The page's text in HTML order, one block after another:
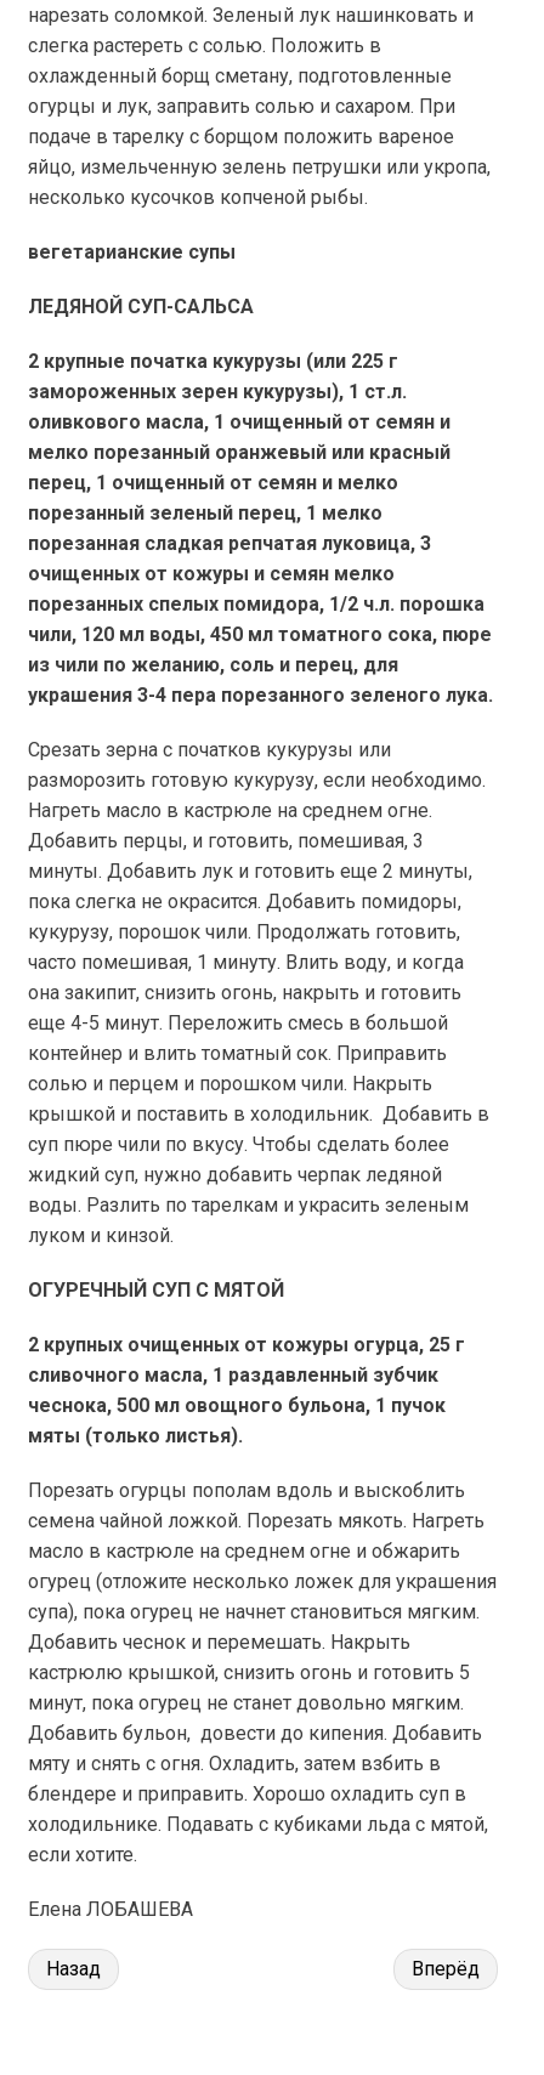
нарезать соломкой. Зеленый лук нашинковать и
слегка растереть с солью. Положить в
охлажденный борщ сметану, подготовленные
огурцы и лук, заправить солью и сахаром. При
подаче в тарелку с борщом положить вареное
яйцо, измельченную зелень петрушки или укропа,
несколько кусочков копченой рыбы.
вегетарианские супы
ЛЕДЯНОЙ СУП-САЛЬСА
2 крупные початка кукурузы (или 225 г
замороженных зерен кукурузы), 1 ст.л.
оливкового масла, 1 очищенный от семян и
мелко порезанный оранжевый или красный
перец, 1 очищенный от семян и мелко
порезанный зеленый перец, 1 мелко
порезанная сладкая репчатая луковица, 3
очищенных от кожуры и семян мелко
порезанных спелых помидора, 1/2 ч.л. порошка
чили, 120 мл воды, 450 мл томатного сока, пюре
из чили по желанию, соль и перец, для
украшения 3-4 пера порезанного зеленого лука.
Срезать зерна с початков кукурузы или
разморозить готовую кукурузу, если необходимо.
Нагреть масло в кастрюле на среднем огне.
Добавить перцы, и готовить, помешивая, 3
минуты. Добавить лук и готовить еще 2 минуты,
пока слегка не окрасится. Добавить помидоры,
кукурузу, порошок чили. Продолжать готовить,
часто помешивая, 1 минуту. Влить воду, и когда
она закипит, снизить огонь, накрыть и готовить
еще 4-5 минут. Переложить смесь в большой
контейнер и влить томатный сок. Приправить
солью и перцем и порошком чили. Накрыть
крышкой и поставить в холодильник. Добавить в
суп пюре чили по вкусу. Чтобы сделать более
жидкий суп, нужно добавить черпак ледяной
воды. Разлить по тарелкам и украсить зеленым
луком и кинзой.
ОГУРЕЧНЫЙ СУП С МЯТОЙ
2 крупных очищенных от кожуры огурца, 25 г
сливочного масла, 1 раздавленный зубчик
чеснока, 500 мл овощного бульона, 1 пучок
мяты (только листья).
Порезать огурцы пополам вдоль и выскоблить
семена чайной ложкой. Порезать мякоть. Нагреть
масло в кастрюле на среднем огне и обжарить
огурец (отложите несколько ложек для украшения
супа), пока огурец не начнет становиться мягким.
Добавить чеснок и перемешать. Накрыть
кастрюлю крышкой, снизить огонь и готовить 5
минут, пока огурец не станет довольно мягким.
Добавить бульон, довести до кипения. Добавить
мяту и снять с огня. Охладить, затем взбить в
блендере и приправить. Хорошо охладить суп в
холодильнике. Подавать с кубиками льда с мятой,
если хотите.
Елена ЛОБАШЕВА
Назад Вперёд